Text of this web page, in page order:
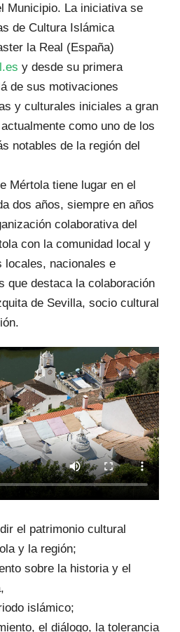
Municipio. La iniciativa se
de Cultura Islámica
la Real (España)
y desde su primera
de sus motivaciones
y culturales iniciales a gran
como uno de los
notables de la región del
Mértola tiene lugar en el
dos años, siempre en años
colaborativa del
con la comunidad local y
locales, nacionales e
que destaca la colaboración
de Sevilla, socio cultural
el patrimonio cultural
y la región;
sobre la historia y el
islámico;
el diálogo, la tolerancia